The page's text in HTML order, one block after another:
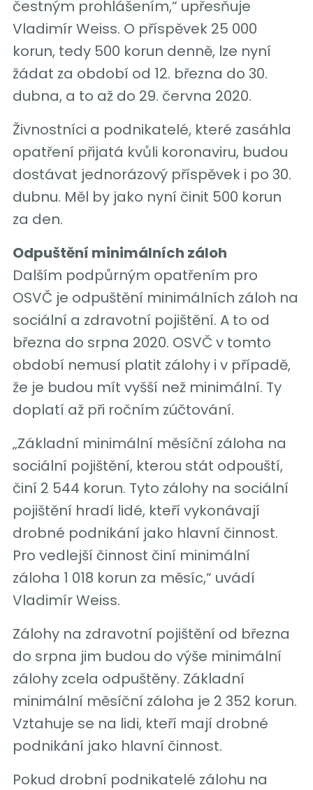
čestným prohlášením,“ upřesňuje
Vladimír Weiss. O příspěvek 25 000
korun, tedy 500 korun denně, lze nyní
žádat za období od 12. března do 30.
dubna, a to až do 29. června 2020.
Živnostníci a podnikatelé, které zasáhla
opatření přijatá kvůli koronaviru, budou
dostávat jednorázový příspěvek i po 30.
dubnu. Měl by jako nyní činit 500 korun
za den.
Odpuštění minimálních záloh
Dalším podpůrným opatřením pro
OSVČ je odpuštění minimálních záloh na
sociální a zdravotní pojištění. A to od
března do srpna 2020. OSVČ v tomto
období nemusí platit zálohy i v případě,
že je budou mít vyšší než minimální. Ty
doplatí až při ročním zúčtování.
„Základní minimální měsíční záloha na
sociální pojištění, kterou stát odpouští,
činí 2 544 korun. Tyto zálohy na sociální
pojištění hradí lidé, kteří vykonávají
drobné podnikání jako hlavní činnost.
Pro vedlejší činnost činí minimální
záloha 1 018 korun za měsíc,“ uvádí
Vladimír Weiss.
Zálohy na zdravotní pojištění od března
do srpna jim budou do výše minimální
zálohy zcela odpuštěny. Základní
minimální měsíční záloha je 2 352 korun.
Vztahuje se na lidi, kteří mají drobné
podnikání jako hlavní činnost.
Pokud drobní podnikatelé zálohu na